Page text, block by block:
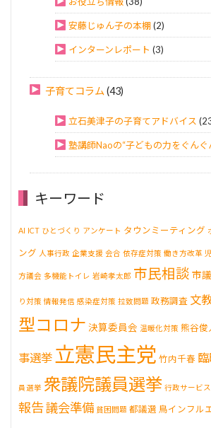
安藤じゅん子の本棚(2)
インターンレポート (3)
子育てコラム (43)
立石美津子の子育てアドバイス
塾講師Naoの“子どもの力をぐんぐ
キーワード
AI ICT ひとづくり アンケート タウンミーティング
ング 人事行政 企業支援 会合 依存症対策 働き方改革
方議会 多機能トイレ 岩崎孝太郎 市民相談 市
り対策 情報発信 感染症対策 拉致問題 政務調査 文
型コロナ 決算委員会 温暖化対策 熊谷俊
事選挙 立憲民主党 竹内千春
員選挙 衆議院議員選挙 行政サービス
報告議会準備 貧困問題 都議選 鳥インフル